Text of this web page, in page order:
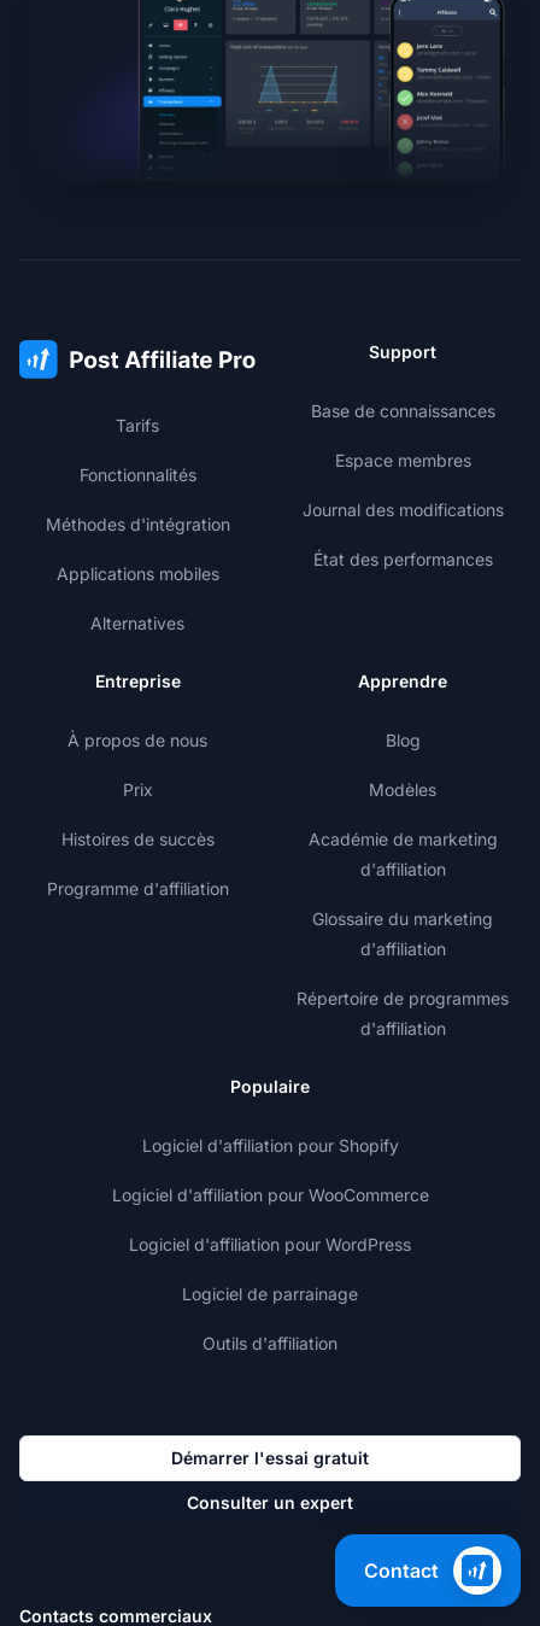
Tarifs
Fonctionnalités
Méthodes d'intégration
Applications mobiles
Alternatives
Support
Base de connaissances
Espace membres
Journal des modifications
État des performances
Entreprise
À propos de nous
Prix
Histoires de succès
Programme d'affiliation
Apprendre
Blog
Modèles
Académie de marketing
d'affiliation
Glossaire du marketing
d'affiliation
Répertoire de programmes
d'affiliation
Populaire
Logiciel d'affiliation pour Shopify
Logiciel d'affiliation pour WooCommerce
Logiciel d'affiliation pour WordPress
Logiciel de parrainage
Outils d'affiliation
Démarrer l'essai gratuit
Consulter un expert
Contacts commerciaux
Contact